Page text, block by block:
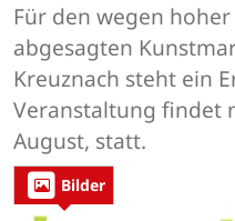
Für den wegen
abgesagten
Kreuznach steht ein
Veranstaltung findet
August, statt.
Bilder